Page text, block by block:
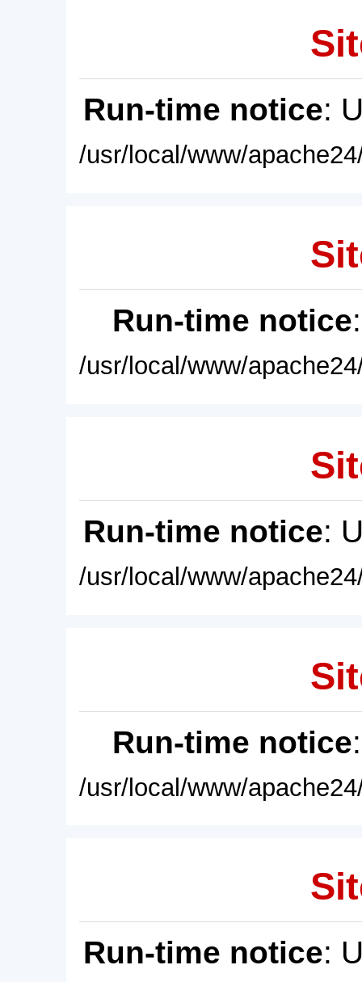
Run-time notice:
/usr/local/www/
Run-time notice
/usr/local/www/
Run-time notice:
/usr/local/www/
Run-time notice
/usr/local/www/
Run-time notice: